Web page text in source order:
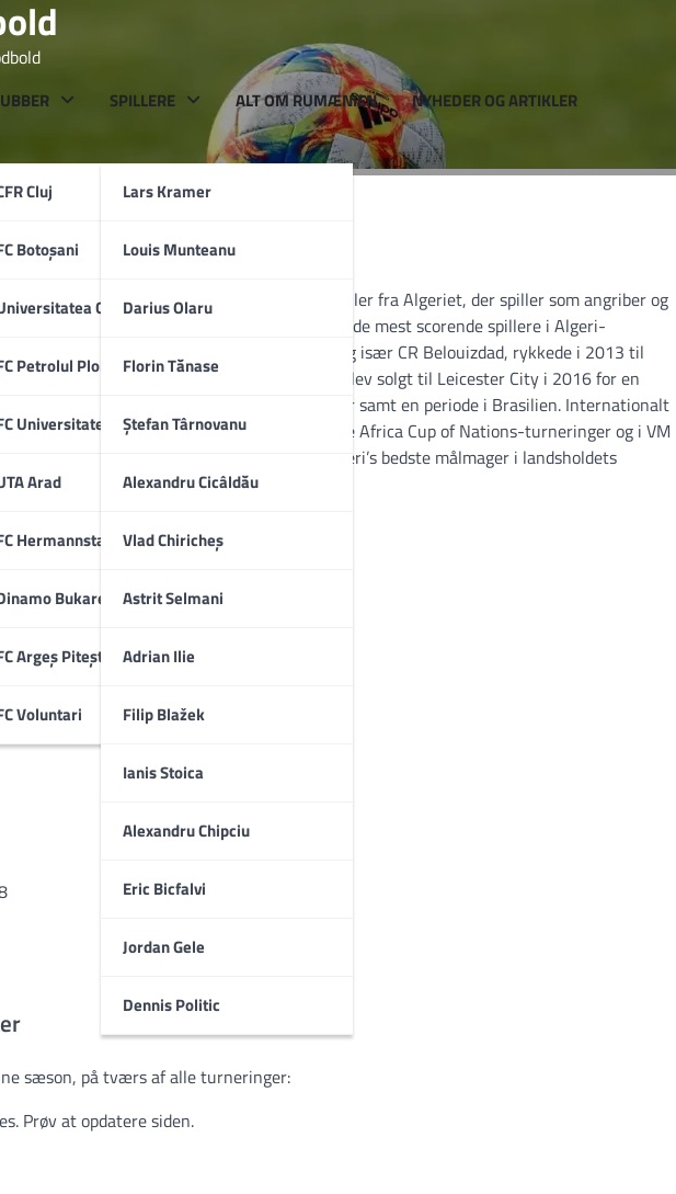
Cluj
Botoșani
Craiova
Petrolul Ploiești
Universitatea Cluj
Arad
Hermannstadt
Bukarest
Argeș Pitești
Voluntari
SPILLERE
Lars Kramer
Louis Munteanu
Darius Olaru
Florin Tănase
Ștefan Târnovanu
Alexandru Cicâldău
Vlad Chiricheș
Astrit Selmani
Adrian Ilie
Filip Blažek
Ianis Stoica
Alexandru Chipciu
Eric Bicfalvi
Jordan Gele
Dennis Politic
ALT OM RUMÆNIEN NYHEDER OG ARTIKLER
i Alger, Algeriet) er en professionel fodboldspiller fra Algeriet, der spiller som angriber og
sig både i klubfodbold i Europa og som en af de mest scorende spillere i Algeri-
i sin hjemlige liga med JSM Chéraga og især CR Belouizdad, rykkede i 2013 til
fik sit gennembrud i europæisk klubfodbold, blev solgt til Leicester City i 2016 for en
haft en række ophold i flere europæiske ligaer samt en periode i Brasilien. Internationalt
siden debutåret 2012, har deltaget i flere Africa Cup of Nations-turneringer og i VM
af 2020’erne indtaget en position som Algeri’s bedste målmager i landsholdets
sæson, på tværs af alle turneringer:
Prøv at opdatere siden.